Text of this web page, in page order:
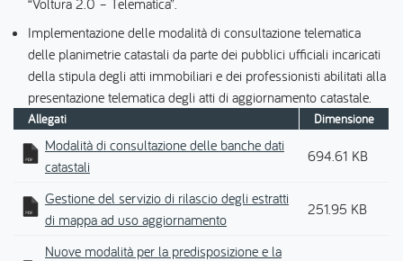
“Voltura 2.0 – Telematica”.
Implementazione delle modalità di consultazione telematica
delle planimetrie catastali da parte dei pubblici ufficiali incaricati
della stipula degli atti immobiliari e dei professionisti abilitati alla
presentazione telematica degli atti di aggiornamento catastale.
Allegati Dimensione
Modalità di consultazione delle banche dati
catastali
694.61 KB
Gestione del servizio di rilascio degli estratti
di mappa ad uso aggiornamento
251.95 KB
Nuove modalità per la predisposizione e la